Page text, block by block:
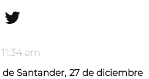
11:34 am
Santander, 27 de diciembre